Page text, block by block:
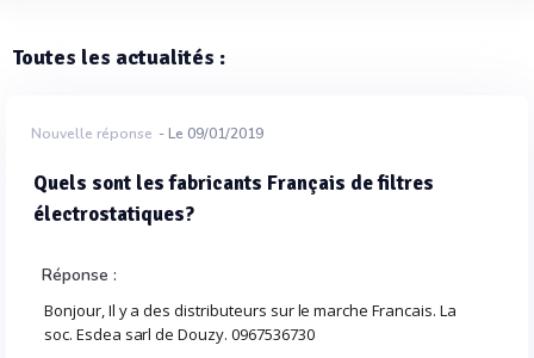
Toutes les actualités :
Nouvelle réponse - Le 09/01/2019
Quels sont les fabricants Français de filtres
électrostatiques?
Réponse :
Bonjour, Il y a des distributeurs sur le marche Francais. La
soc. Esdea sarl de Douzy. 0967536730